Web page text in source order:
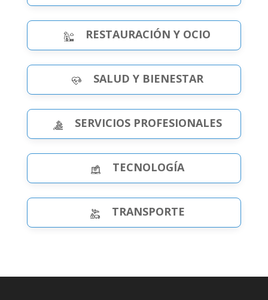
RESTAURACIÓN Y OCIO
SALUD Y BIENESTAR
SERVICIOS PROFESIONALES
TECNOLOGÍA
TRANSPORTE